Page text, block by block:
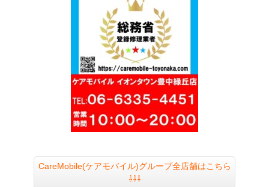
CareMobile(ケアモバイル)グループ全店舗はこちら
⇩⇩⇩